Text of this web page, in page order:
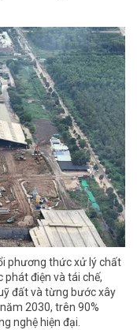
phương thức xử lý chất
điện và tái chế,
đất và từng bước xây
2030, trên 90%
nghệ hiện đại.